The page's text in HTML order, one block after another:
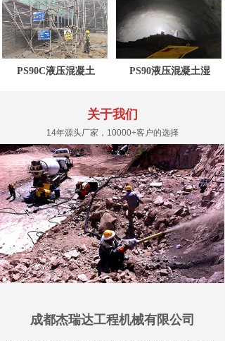
PS90C液压混凝土 PS90液压混凝土湿
成都杰瑞达工程机械有限公司
14年源头厂家，10000+客户的选择
关于我们